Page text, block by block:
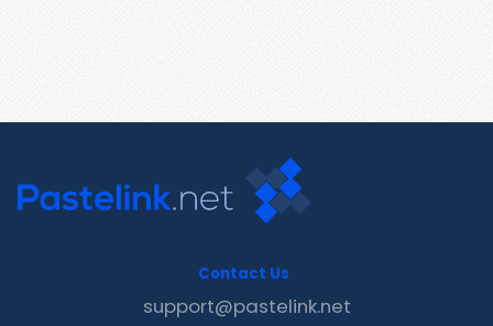
Contact Us
support@pastelink.net